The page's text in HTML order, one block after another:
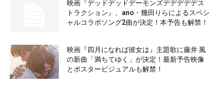
映画『デッドデッドデーモンズデデデデデス
トラクション』、ano・幾田りらによるスペシ
ャルコラボソング2曲が決定！本予告も解禁！
映画『四月になれば彼女は』主題歌に藤井 風
の新曲「満ちてゆく」が決定！最新予告映像
とポスタービジュアルも解禁！